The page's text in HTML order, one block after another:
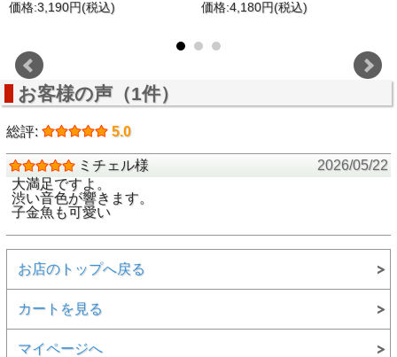
風が運ぶ親子金魚の優しい音色
風鈴の音を鳴らす舌（ぜつ）の部分は子供金魚の愛らしい形
にデザインされています。
風が吹くたびに子供金魚が揺れ動き、親金魚と一緒に澄んだ
鮮やかな赤色が夏らしい涼感を演出。
まるで水の中を泳ぐ親子金魚がそのまま風鈴になったかのよ
うな、生き生きとしたリアルな仕上がりです。
価格:3,190円(税込) 価格:4,180円(税込)
お客様の声（1件）
総評: 5.0
ミチェル様
2026/05/22
大満足ですよ。
渋い音色が響きます。
子金魚も可愛い
お店のトップへ戻る
カートを見る
マイページへ